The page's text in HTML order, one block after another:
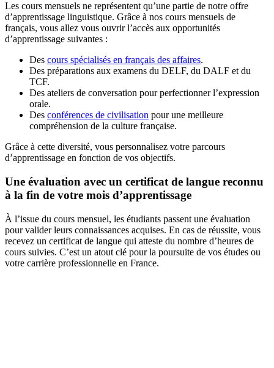
Les cours mensuels ne représentent qu’une partie de notre offre
d’apprentissage linguistique. Grâce à nos cours mensuels de
français, vous allez vous ouvrir l’accès aux opportunités
d’apprentissage suivantes :
Des cours spécialisés en français des affaires.
Des préparations aux examens du DELF, du DALF et du
TCF.
Des ateliers de conversation pour perfectionner l’expression
orale.
Des conférences de civilisation pour une meilleure
compréhension de la culture française.
Grâce à cette diversité, vous personnalisez votre parcours
d’apprentissage en fonction de vos objectifs.
Une évaluation avec un certificat de langue reconnu
à la fin de votre mois d’apprentissage
À l’issue du cours mensuel, les étudiants passent une évaluation
pour valider leurs connaissances acquises. En cas de réussite, vous
recevez un certificat de langue qui atteste du nombre d’heures de
cours suivies. C’est un atout clé pour la poursuite de vos études ou
votre carrière professionnelle en France.